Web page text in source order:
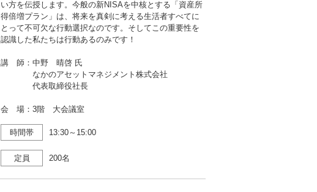
い方を伝授します。今般の新NISAを中核とする「資産所
得倍増プラン」は、将来を真剣に考える生活者すべてに
とって不可欠な行動選択なのです。そしてこの重要性を
認識した私たちは行動あるのみです！
講 師：中野 晴啓 氏
なかのアセットマネジメント株式会社
代表取締役社長
会 場：3階 大会議室
時間帯 13:30～15:00
定員 200名